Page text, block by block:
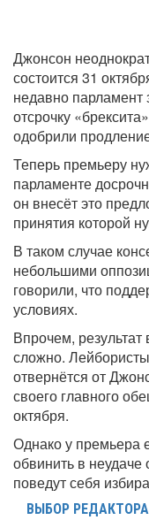
Джонсон
состоится 31
недавно парламент
отсрочку
одобрили
Теперь премьеру
парламенте
он внесёт это
принятия которой
В таком случае
небольшими
говорили, что
условиях.
Впрочем,
сложно.
отвернётся от
своего главного
октября.
Однако у премьера
обвинить в
поведут себя
ВЫБОР